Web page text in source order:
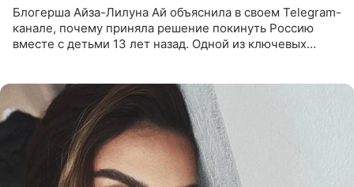
Блогерша Айза-Лилуна Ай объяснила в своем Telegram-
канале, почему приняла решение покинуть Россию
вместе с детьми 13 лет назад. Одной из ключевых